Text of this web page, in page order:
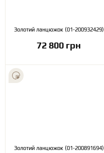
Золотий ланцюжок (01-200932429)
72 800 грн
Золотий ланцюжок (01-200891694)